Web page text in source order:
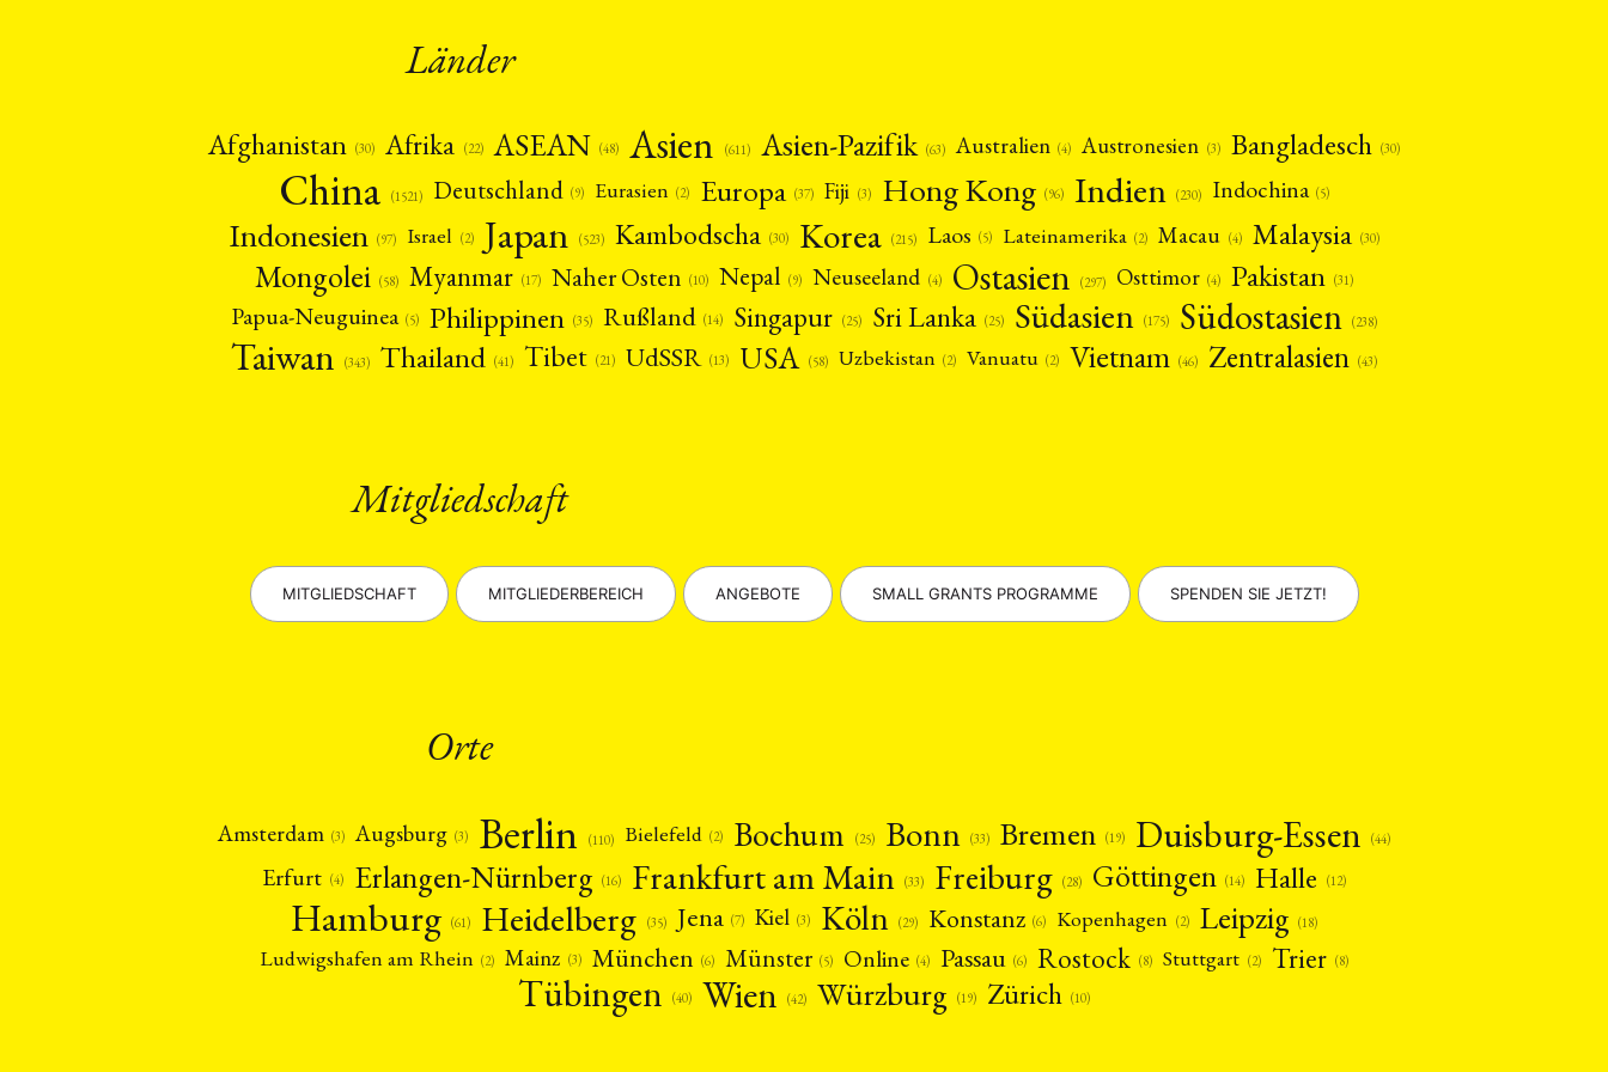
Länder
Afghanistan (30) Afrika (22) ASEAN (48) Asien (611) Asien-Pazifik (63) Australien (4) Austronesien (3) Bangladesch (30)
China (1521) Deutschland (9) Eurasien (2) Europa (37) Fiji (3) Hong Kong (96) Indien (230) Indochina (5)
Indonesien (97) Israel (2) Japan (523) Kambodscha (30) Korea (215) Laos (5) Lateinamerika (2) Macau (4) Malaysia (30)
Mongolei (58) Myanmar (17) Naher Osten (10) Nepal (9) Neuseeland (4) Ostasien (297) Osttimor (4) Pakistan (31)
Papua-Neuguinea (5) Philippinen (35) Rußland (14) Singapur (25) Sri Lanka (25) Südasien (175) Südostasien (238)
Taiwan (343) Thailand (41) Tibet (21) UdSSR (13) USA (58) Uzbekistan (2) Vanuatu (2) Vietnam (46) Zentralasien (43)
Mitgliedschaft
MITGLIEDSCHAFT MITGLIEDERBEREICH ANGEBOTE SMALL GRANTS PROGRAMME SPENDEN SIE JETZT!
Orte
Amsterdam (3) Augsburg (3) Berlin (110) Bielefeld (2) Bochum (25) Bonn (33) Bremen (19) Duisburg-Essen (44)
Erfurt (4) Erlangen-Nürnberg (16) Frankfurt am Main (33) Freiburg (28) Göttingen (14) Halle (12)
Hamburg (61) Heidelberg (35) Jena (7) Kiel (3) Köln (29) Konstanz (6) Kopenhagen (2) Leipzig (18)
Ludwigshafen am Rhein (2) Mainz (3) München (6) Münster (5) Online (4) Passau (6) Rostock (8) Stuttgart (2) Trier (8)
Tübingen (40) Wien (42) Würzburg (19) Zürich (10)